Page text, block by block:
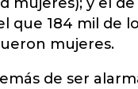
que 184 mil de
mujeres.
de ser